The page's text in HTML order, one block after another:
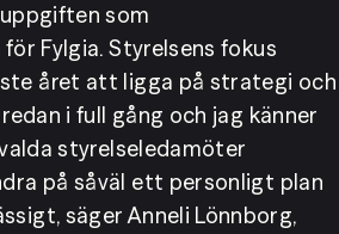
som
Fylgia. Styrelsens fokus
året att ligga på strategi och
i full gång och jag känner
styrelseledamöter
på såväl ett personligt plan
säger Anneli Lönnborg,